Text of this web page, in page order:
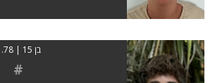
בן 15 | 1.78
#